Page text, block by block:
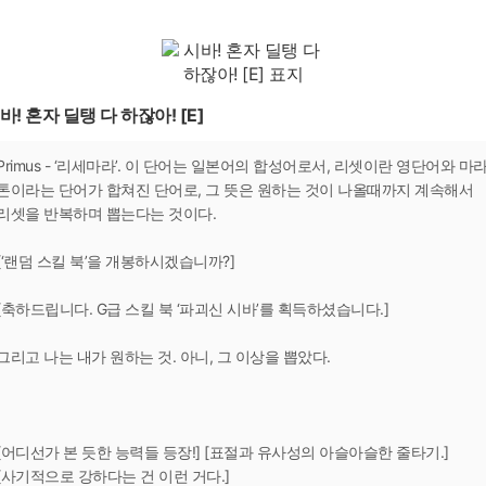
! 혼자 딜탱 다 하잖아! [E]
- ‘리세마라’. 이 단어는 일본어의 합성어로서, 리셋이란 영단어와 마
이라는 단어가 합쳐진 단어로, 그 뜻은 원하는 것이 나올때까지 계속해서
셋을 반복하며 뽑는다는 것이다.
랜덤 스킬 북’을 개봉하시겠습니까?]
하드립니다. G급 스킬 북 ‘파괴신 시바’를 획득하셨습니다.]
리고 나는 내가 원하는 것. 아니, 그 이상을 뽑았다.
디선가 본 듯한 능력들 등장!] [표절과 유사성의 아슬아슬한 줄타기.]
기적으로 강하다는 건 이런 거다.]